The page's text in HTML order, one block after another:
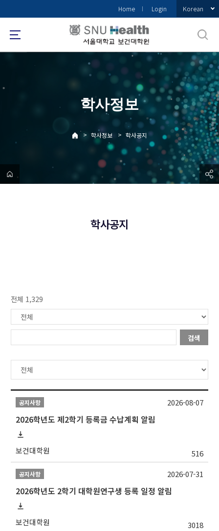
로
메
Home Login Korean
학사정보
> 학사정보 > 학사공지
학사공지
전체 1,329
검색
공지사항
2026학년도 제2학기 등록금 수납계획 알림
보건대학원 516
2026-08-07
공지사항
2026학년도 2학기 대학원연구생 등록 일정 알림
보건대학원 3018
2026-07-31